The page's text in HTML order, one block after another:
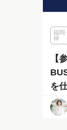
福岡
神
【
を
ジ